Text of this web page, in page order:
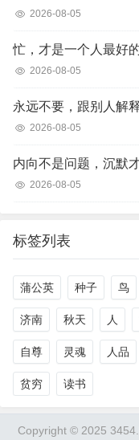
2026-08-05
忙，才是一个人最好
2026-08-05
永远不要，跟别人解
2026-08-05
内向不是问题，沉默
2026-08-05
标签列表
蒲公英 种子 鸟
济南 秋天 人
自尊 灵魂 人品
贫穷 读书
Copyright © 2025